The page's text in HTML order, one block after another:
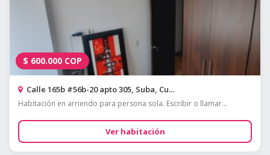
$ 600.000 COP
Calle 165b #56b-20 apto 305, Suba, Cu...
Habitación en arriendo para persona sola. Escribir o llamar...
Ver habitación